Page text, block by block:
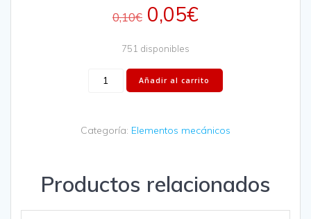
0,10€ 0,05€
751 disponibles
Añadir al carrito
Categoría: Elementos mecánicos
Productos relacionados